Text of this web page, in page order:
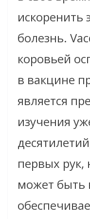
искоренить
болезнь.
коровьей
в вакцине
является
изучения
первых рук,
может быть